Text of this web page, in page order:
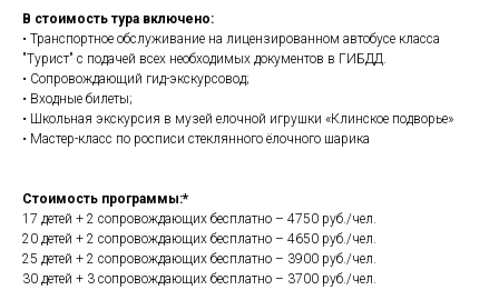
В стоимость тура включено:
• Транспортное обслуживание на лицензированном автобусе класса
"Турист" с подачей всех необходимых документов в ГИБДД.
• Сопровождающий гид-экскурсовод;
• Входные билеты;
• Школьная экскурсия в музей елочной игрушки «Клинское подворье»
• Мастер-класс по росписи стеклянного ёлочного шарика
Стоимость программы:*
17 детей + 2 сопровождающих бесплатно – 4750 руб./чел.
20 детей + 2 сопровождающих бесплатно – 4650 руб./чел.
25 детей + 2 сопровождающих бесплатно – 3900 руб./чел.
30 детей + 3 сопровождающих бесплатно – 3700 руб./чел.